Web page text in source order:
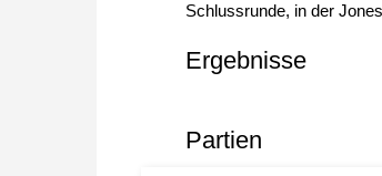
Schlussrunde, in der
Ergebnisse
Partien